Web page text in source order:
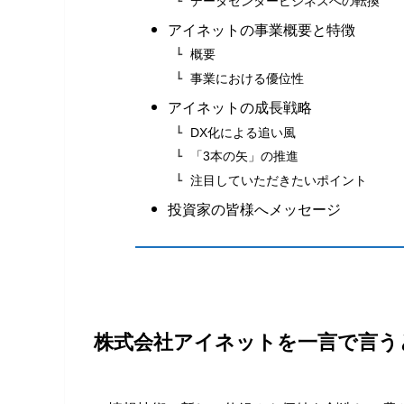
アイネットの事業概要と特徴
概要
事業における優位性
アイネットの成長戦略
DX化による追い風
「3本の矢」の推進
注目していただきたいポイント
投資家の皆様へメッセージ
株式会社アイネットを一言で言う